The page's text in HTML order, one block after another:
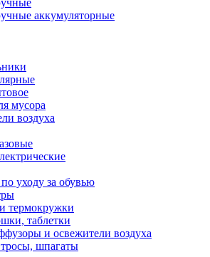
аккумуляторные
мусора
воздуха
уходу за обувью
термокружки
таблетки
и освежители воздуха
шпагаты